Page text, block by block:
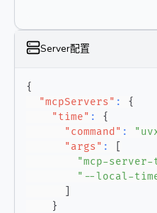
Server配置
{
"mcpServers" :
{
"time" :
{
"command" :
"args" :
"mcp-server-
"--local-
}